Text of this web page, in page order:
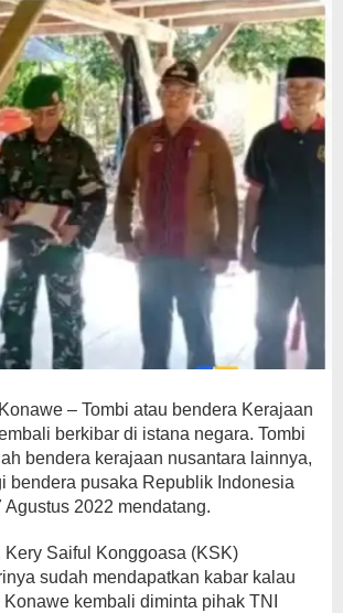
– Tombi atau bendera Kerajaan
berkibar di istana negara. Tombi
bendera kerajaan nusantara lainnya,
bendera pusaka Republik Indonesia
Agustus 2022 mendatang.
Kery Saiful Konggoasa (KSK)
sudah mendapatkan kabar kalau
kembali diminta pihak TNI